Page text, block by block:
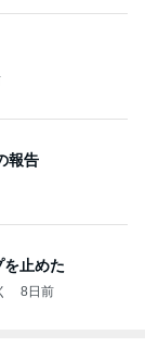
報告
止めた
8日前